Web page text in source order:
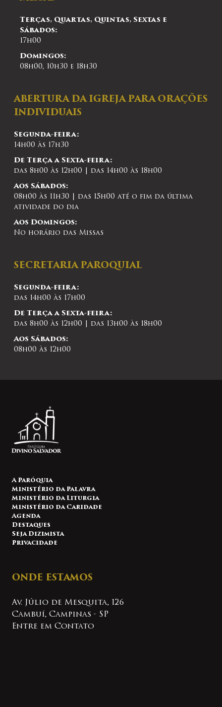
Terças, Quartas, Quintas, Sextas e
Sábados:
17h00
Domingos:
08h00, 10h30 e 18h30
ABERTURA DA IGREJA PARA ORAÇÕES
INDIVIDUAIS
Segunda-feira:
14h00 às 17h30
De Terça a Sexta-feira:
das 8h00 às 12h00 | das 14h00 às 18h00
Aos Sábados:
08h00 às 11h30 | das 15h00 até o fim da última
atividade do dia
Aos Domingos:
No horário das Missas
SECRETARIA PAROQUIAL
Segunda-feira:
das 14h00 às 17h00
De Terça a Sexta-feira:
das 8h00 às 12h00 | das 13h00 às 18h00
Aos Sábados:
08h00 às 12h00
A Paróquia
Ministério da Palavra
Ministério da Liturgia
Ministério da Caridade
Agenda
Destaques
Seja Dizimista
Privacidade
ONDE ESTAMOS
Av. Júlio de Mesquita, 126
Cambuí, Campinas - SP
Entre em Contato